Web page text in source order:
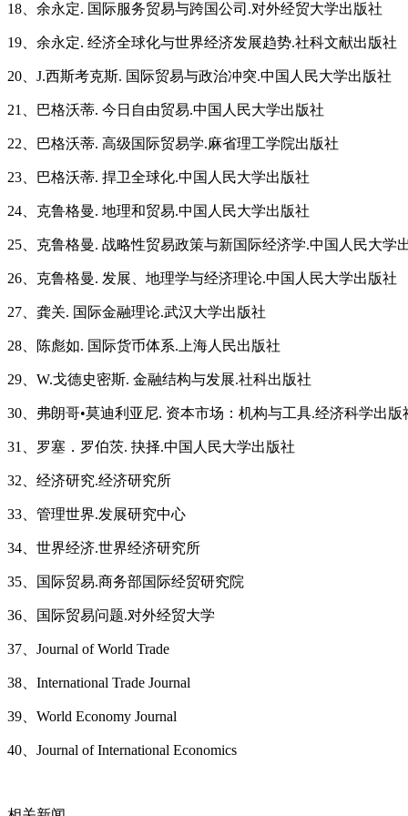
18、余永定. 国际服务贸易与跨国公司.对外经贸大学出版社
19、余永定. 经济全球化与世界经济发展趋势.社科文献出版社
20、J.西斯考克斯. 国际贸易与政治冲突.中国人民大学出版社
21、巴格沃蒂. 今日自由贸易.中国人民大学出版社
22、巴格沃蒂. 高级国际贸易学.麻省理工学院出版社
23、巴格沃蒂. 捍卫全球化.中国人民大学出版社
24、克鲁格曼. 地理和贸易.中国人民大学出版社
25、克鲁格曼. 战略性贸易政策与新国际经济学.中国人民大学
26、克鲁格曼. 发展、地理学与经济理论.中国人民大学出版社
27、龚关. 国际金融理论.武汉大学出版社
28、陈彪如. 国际货币体系.上海人民出版社
29、W.戈德史密斯. 金融结构与发展.社科出版社
30、弗朗哥•莫迪利亚尼. 资本市场：机构与工具.经济科学出版
31、罗塞．罗伯茨. 抉择.中国人民大学出版社
32、经济研究.经济研究所
33、管理世界.发展研究中心
34、世界经济.世界经济研究所
35、国际贸易.商务部国际经贸研究院
36、国际贸易问题.对外经贸大学
37、Journal of World Trade
38、International Trade Journal
39、World Economy Journal
40、Journal of International Economics